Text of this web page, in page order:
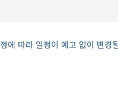
에 따라 일정이 예고 없이 변경